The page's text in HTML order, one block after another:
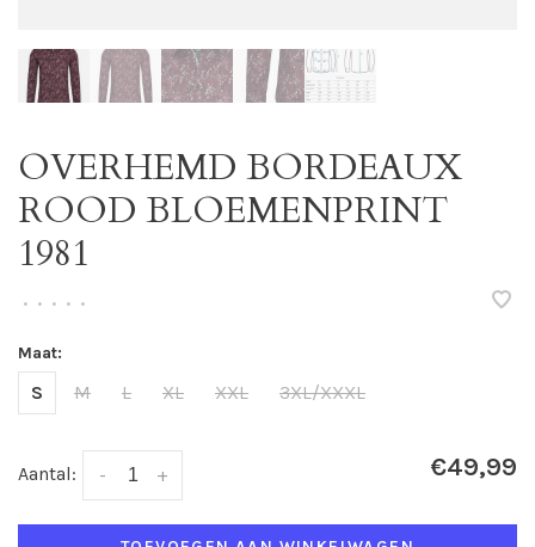
OVERHEMD BORDEAUX
ROOD BLOEMENPRINT
1981
• • • • •
Maat:
S M L XL XXL 3XL/XXXL
Aantal: +
- €49,99